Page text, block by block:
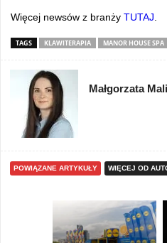
Więcej newsów z branży TUTAJ
TAGS KLAWITERAPIA MANOR HOUSE SPA
Małgorzata
POWIĄZANE ARTYKUŁY WIĘCEJ OD